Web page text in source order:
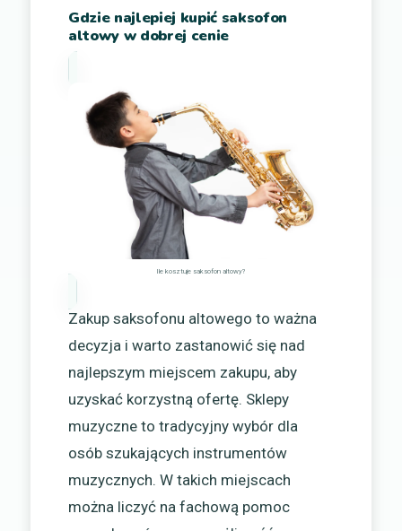
Gdzie najlepiej kupić saksofon
altowy w dobrej cenie
Ile kosztuje saksofon altowy?
Zakup saksofonu altowego to ważna
decyzja i warto zastanowić się nad
najlepszym miejscem zakupu, aby
uzyskać korzystną ofertę. Sklepy
muzyczne to tradycyjny wybór dla
osób szukających instrumentów
muzycznych. W takich miejscach
można liczyć na fachową pomoc